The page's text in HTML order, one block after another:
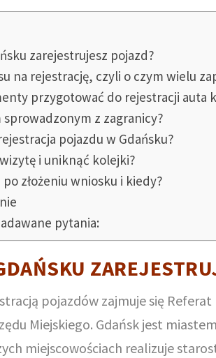
zarejestrujesz pojazd?
na rejestrację, czyli o czym wielu
przygotować do rejestracji auta
sprowadzonym z zagranicy?
pojazdu w Gdańsku?
i uniknąć kolejki?
po złożeniu wniosku i kiedy?
pytania:
pojazdów zajmuje się Referat
Miejskiego. Gdańsk jest
miejscowościach realizuje